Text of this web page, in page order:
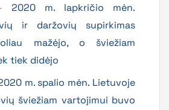
2020 m. lapkričio mėn.
ir daržovių supirkimas
mažėjo, o šviežiam
tiek didėjo
m. spalio mėn. Lietuvoje
šviežiam vartojimui buvo